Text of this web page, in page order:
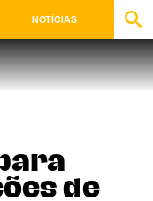
NOTÍCIAS
de